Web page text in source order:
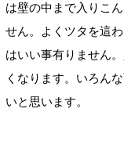
は壁の中まで入りこ
せん。よくツタを這
はいい事有りません
くなります。いろん
いと思います。